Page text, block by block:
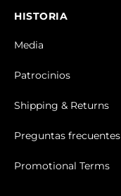
HISTORIA
Media
Patrocinios
Shipping & Returns
Preguntas frecuentes
Promotional Terms